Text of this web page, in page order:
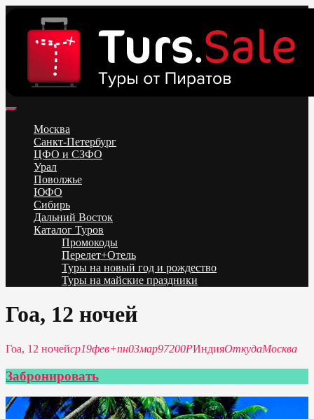
content
Низкие цены на путевки 3-7-10 ночей все включено, отдых на
море. Распродажа экскурсионных и горнолыжных туров.
Обновление каждый день. Официальный сайт Тур Сейл
Москва
Санкт-Петербург
ЦФО и СЗФО
Урал
Поволжье
ЮФО
Сибирь
Дальний Восток
Каталог Туров
Промокоды
Перелет+Отель
Туры на новый год и рождество
Туры на майские праздники
Гоа, 12 ночей
Гоа, 12 ночейср19фев+пн03мар97200РИндияОткудаМосква
Забронировать